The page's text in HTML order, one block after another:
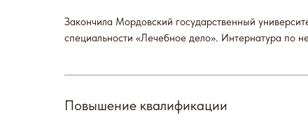
Закончила Мордовский государственный
специальности «Лечебное дело». Интернатура по
Повышение квалификации